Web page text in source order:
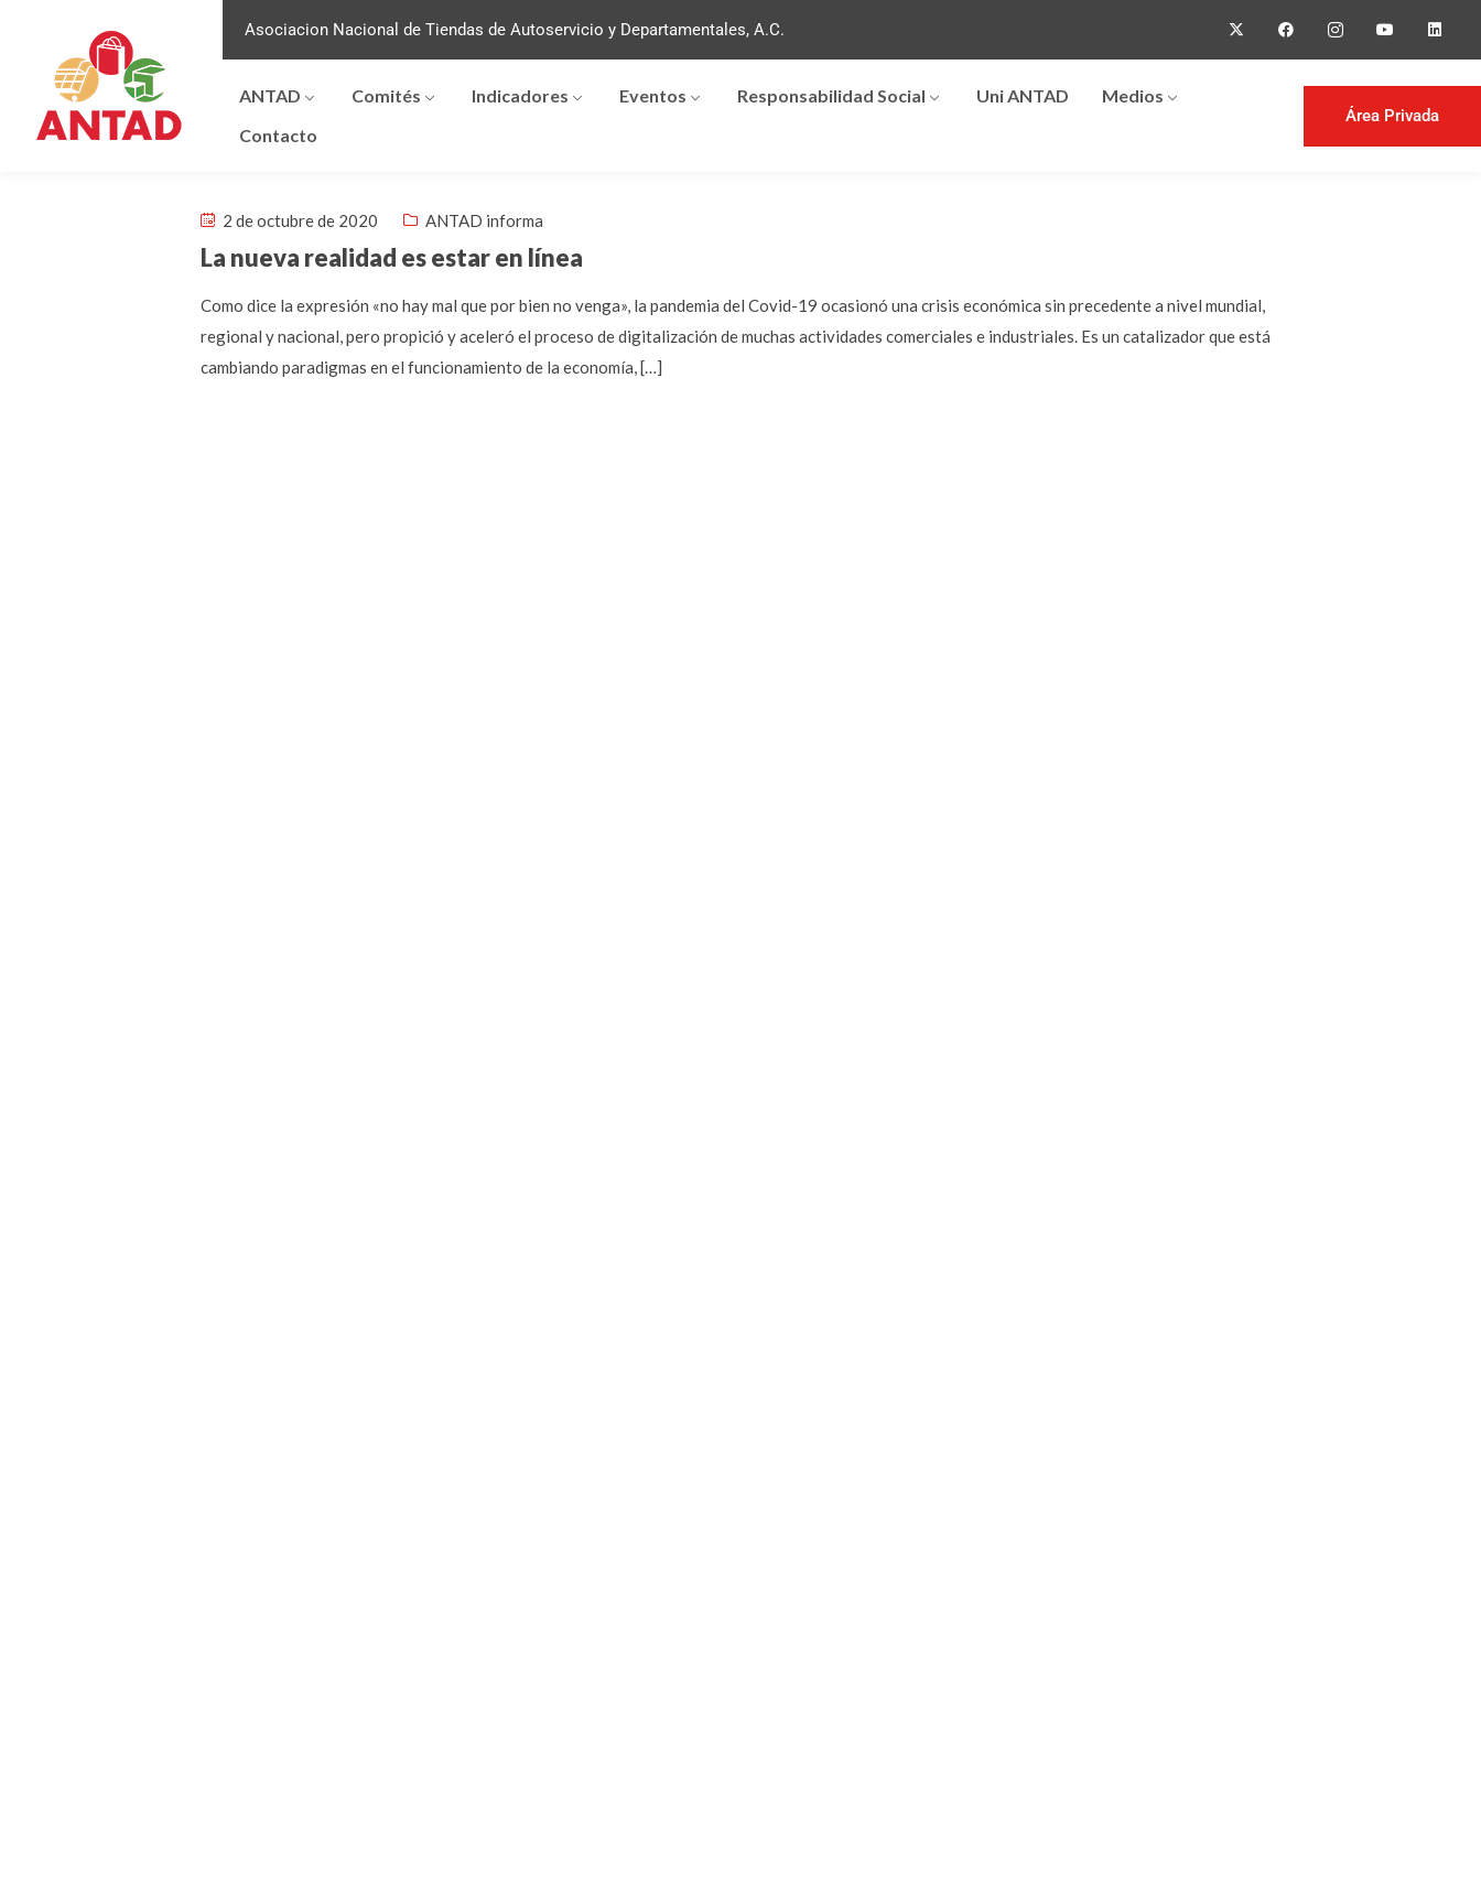
Asociacion Nacional de Tiendas de Autoservicio y Departamentales, A.C.
ANTAD Comités Indicadores Eventos Responsabilidad Social Uni ANTAD
Medios
Contacto
Área Privada
2 de octubre de 2020 ANTAD informa
La nueva realidad es estar en línea
Como dice la expresión «no hay mal que por bien no venga», la pandemia del Covid-19 ocasionó una crisis económica sin precedente a nivel mundial,
regional y nacional, pero propició y aceleró el proceso de digitalización de muchas actividades comerciales e industriales. Es un catalizador que está
cambiando paradigmas en el funcionamiento de la economía, […]